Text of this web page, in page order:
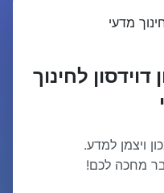
לחינוך
ויצמן למדע.
מחכה לכם!